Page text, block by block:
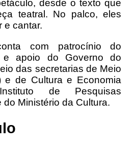
desde o texto que
teatral. No palco, eles
e cantar.
com patrocínio do
e apoio do Governo do
das secretarias de Meio
e de Cultura e Economia
de Pesquisas
do Ministério da Cultura.